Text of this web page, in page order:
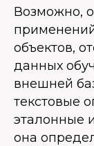
Возможно,
объектов,
данных
внешней
текстовые
эталонные
она